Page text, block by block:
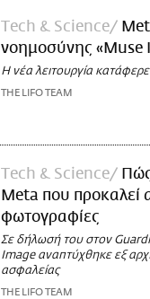
Τech & Science
νοημοσύνης «Muse
Η νέα λειτουργία
THE LIFO TEAM
Τech & Science
Πώς
Meta που προκαλεί
φωτογραφίες
Σε δήλωσή του στον
Image αναπτύχθηκε εξ
ασφαλείας
THE LIFO TEAM